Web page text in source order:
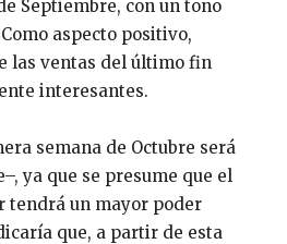
Septiembre, con un tono
aspecto positivo,
las ventas del último fin
interesantes.
semana de Octubre será
ya que se presume que el
tendrá un mayor poder
que, a partir de esta